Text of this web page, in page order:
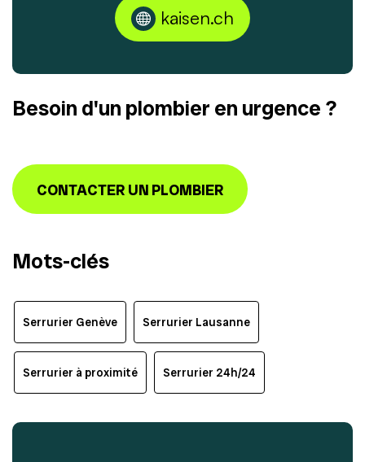
kaisen.ch
Besoin d'un plombier en urgence ?
CONTACTER UN PLOMBIER
Mots-clés
Serrurier Genève Serrurier Lausanne
Serrurier à proximité Serrurier 24h/24